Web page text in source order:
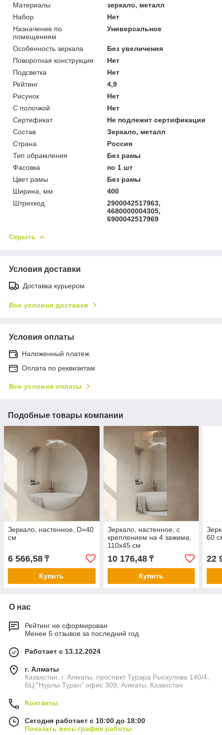
Материалы
зеркало, металл
Набор
Нет
Назначение по
помещениям
Универсальное
Особенность зеркала
Без увеличения
Поворотная конструкция
Нет
Подсветка
Нет
Рейтинг
4,9
Рисунок
Нет
С полочкой
Нет
Сертификат
Не подлежит сертификации
Состав
Зеркало, металл
Страна
Россия
Тип обрамления
Без рамы
Фасовка
по 1 шт
Цвет рамы
Без рамы
Ширина, мм
400
Штрихкод
2900042517963,
4680000004305,
6900042517969
Скрыть
Условия доставки
Доставка курьером
Все условия доставки
Условия оплаты
Наложенный платеж
Оплата по реквизитам
Все условия оплаты
Подобные товары компании
Зеркало, настенное, D=40
см
6 566,58 ₸
Купить
Зеркало, настенное, с
креплением на 4 зажима,
110х45 см
10 176,48₸
Купить
60
22
О нас
Рейтинг не сформирован
Менее 5 отзывов за последний год
Работает с 13.12.2024
г. Алматы
Казахстан, г. Алматы, проспект Турара Рыскулова 140/4,
БЦ "Нурлы Туран" офис 309, Алматы, Казахстан
Контакты
Сегодня работает с 10:00 до 18:00
Показать весь график работы